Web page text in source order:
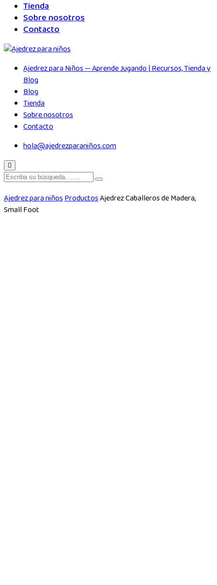
Tienda
Sobre nosotros
Contacto
Ajedrez para Niños — Aprende Jugando | Recursos, Tienda y
Blog
Blog
Tienda
Sobre nosotros
Contacto
hola@ajedrezparaniños.com
Ajedrez para niñosProductosAjedrez Caballeros de Madera,
Small Foot